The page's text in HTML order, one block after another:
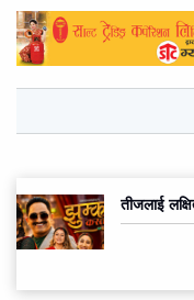
तीजलाई